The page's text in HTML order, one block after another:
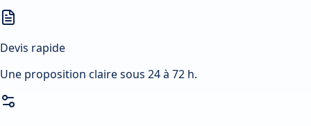
Devis rapide
Une proposition claire sous 24 à 72 h.